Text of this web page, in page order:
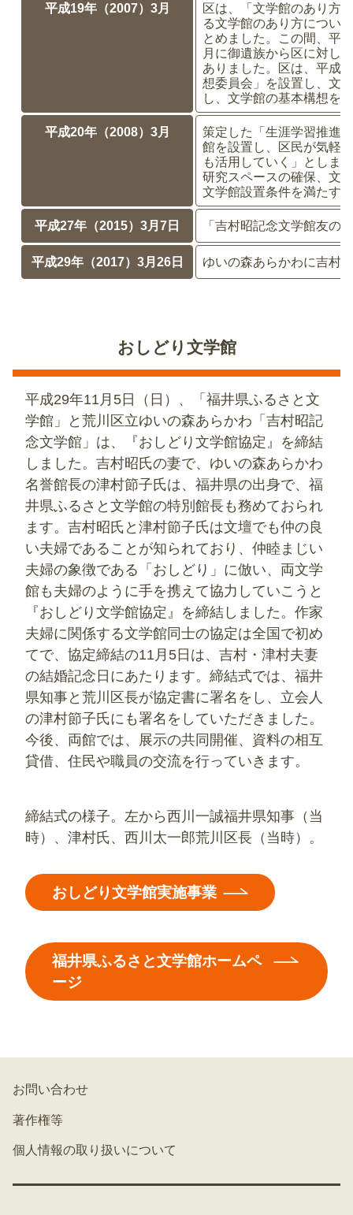
平成19年（2007）3月
区は、「文学館のあり方
る文学館のあり方につい
とめました。この間、平
月に御遺族から区に対し
ありました。区は、平成
想委員会」を設置し、文
し、文学館の基本構想を
平成20年（2008）3月
策定した「生涯学習推進
館を設置し、区民が気軽
も活用していく」としま
研究スペースの確保、文
文学館設置条件を満たす
平成27年（2015）3月7日 「吉村昭記念文学館友の
平成29年（2017）3月26日 ゆいの森あらかわに吉村
おしどり文学館
平成29年11月5日（日）、「福井県ふるさと文
学館」と荒川区立ゆいの森あらかわ「吉村昭記
念文学館」は、『おしどり文学館協定』を締結
しました。吉村昭氏の妻で、ゆいの森あらかわ
名誉館長の津村節子氏は、福井県の出身で、福
井県ふるさと文学館の特別館長も務めておられ
ます。吉村昭氏と津村節子氏は文壇でも仲の良
い夫婦であることが知られており、仲睦まじい
夫婦の象徴である「おしどり」に倣い、両文学
館も夫婦のように手を携えて協力していこうと
『おしどり文学館協定』を締結しました。作家
夫婦に関係する文学館同士の協定は全国で初め
てで、協定締結の11月5日は、吉村・津村夫妻
の結婚記念日にあたります。締結式では、福井
県知事と荒川区長が協定書に署名をし、立会人
の津村節子氏にも署名をしていただきました。
今後、両館では、展示の共同開催、資料の相互
貸借、住民や職員の交流を行っていきます。
締結式の様子。左から西川一誠福井県知事（当
時）、津村氏、西川太一郎荒川区長（当時）。
おしどり文学館実施事業
福井県ふるさと文学館ホームペ
ージ
お問い合わせ
著作権等
個人情報の取り扱いについて